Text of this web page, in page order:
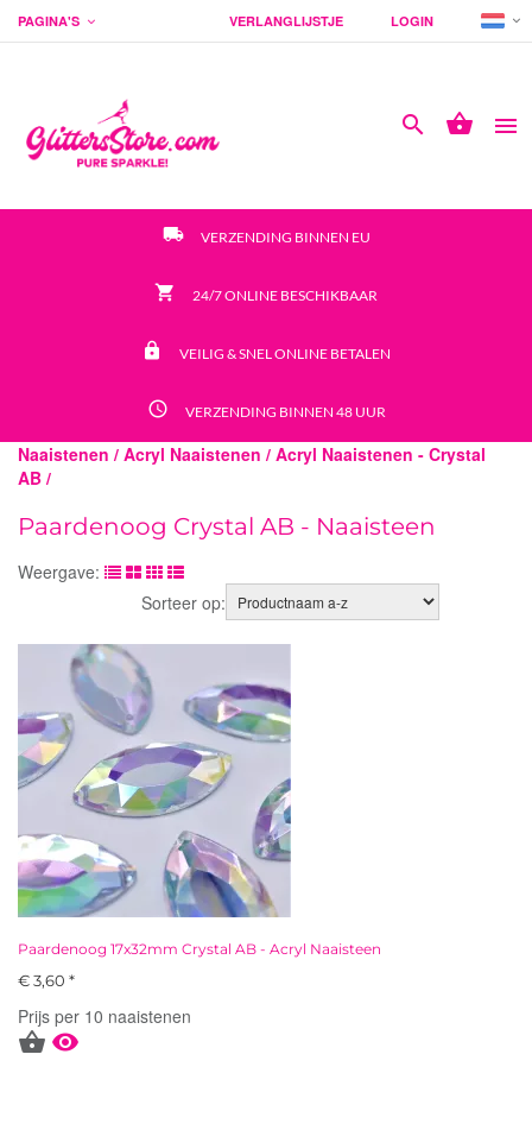
PAGINA'S LOGIN
VERLANGLIJSTJE



local_shipping VERZENDING BINNEN EU
shopping_cart 24/7 ONLINE BESCHIKBAAR
https VEILIG & SNEL ONLINE BETALEN
access_time VERZENDING BINNEN 48 UUR
Naaistenen / Acryl Naaistenen / Acryl Naaistenen - Crystal
AB /
Paardenoog Crystal AB - Naaisteen
Weergave:
Sorteer op:
Paardenoog 17x32mm Crystal AB - Acryl Naaisteen
€ 3,60 *
Prijs per 10 naaistenen
 